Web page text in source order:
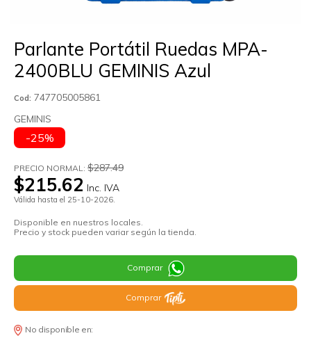
Parlante Portátil Ruedas MPA-
2400BLU GEMINIS Azul
Cod: 747705005861
GEMINIS
-25%
PRECIO NORMAL: $287.49
$215.62 Inc. IVA
Válida hasta el 25-10-2026.
Disponible en nuestros locales.
Precio y stock pueden variar según la tienda.
Comprar
Comprar
No disponible en: